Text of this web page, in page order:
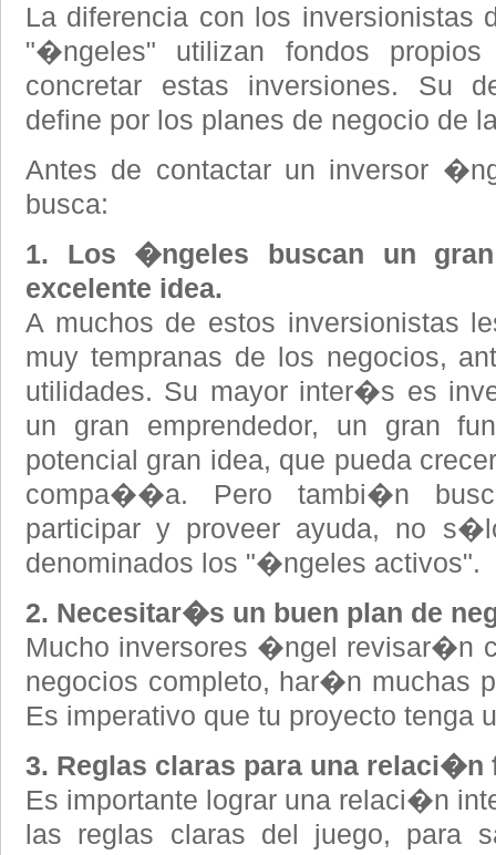
La diferencia con los
"�ngeles" utilizan fondos
concretar estas inversiones. Su
define por los planes de negocio de
Antes de contactar un inversor
busca:
1. Los �ngeles buscan un
excelente idea.
A muchos de estos inversionistas
muy tempranas de los negocios,
utilidades. Su mayor inter�s es
un gran emprendedor, un gran
potencial gran idea, que pueda
compa��a. Pero tambi�n
participar y proveer ayuda, no
denominados los "�ngeles activos".
2. Necesitar�s un buen plan de
Mucho inversores �ngel revisar�n
negocios completo, har�n muchas
Es imperativo que tu proyecto tenga
3. Reglas claras para una relaci�n
Es importante lograr una relaci�n
las reglas claras del juego, para